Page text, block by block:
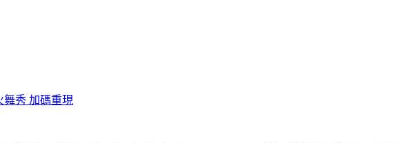
舞秀 加碼重現